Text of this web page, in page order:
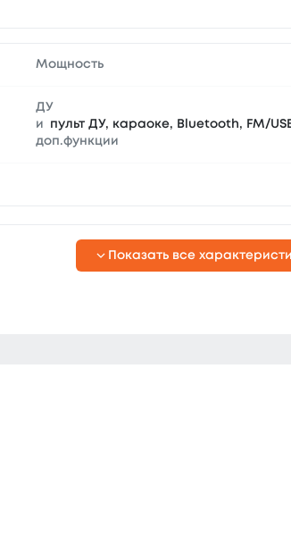
Мощность
ДУ
и
доп.функции
пульт ДУ, караоке, Bluetooth, FM/
Показать все